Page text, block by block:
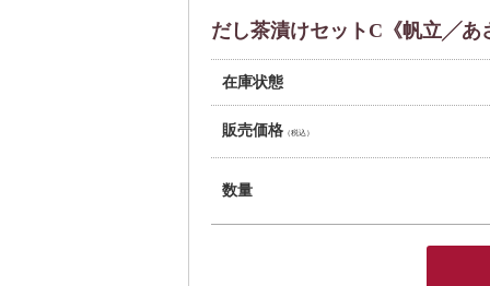
だし茶漬けセットC《帆立╱あ
在庫状態
販売価格（税込）
数量